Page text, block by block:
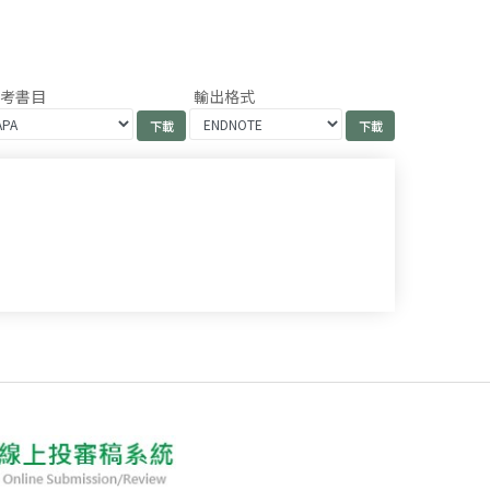
書目 輸出格式